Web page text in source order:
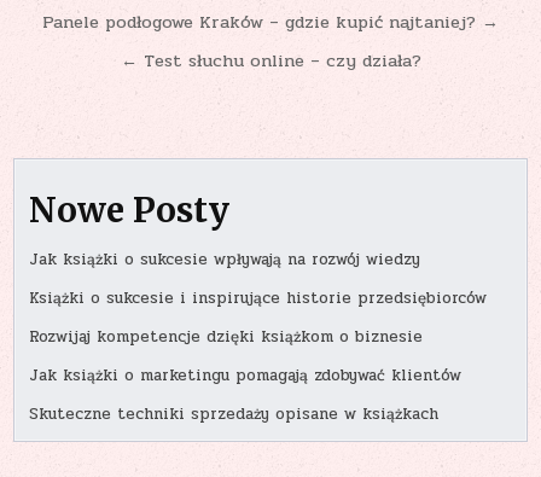
Nawigacja
Panele podłogowe Kraków – gdzie kupić najtaniej? →
← Test słuchu online – czy działa?
Nowe Posty
Jak książki o sukcesie wpływają na rozwój wiedzy
Książki o sukcesie i inspirujące historie przedsiębiorców
Rozwijaj kompetencje dzięki książkom o biznesie
Jak książki o marketingu pomagają zdobywać klientów
Skuteczne techniki sprzedaży opisane w książkach